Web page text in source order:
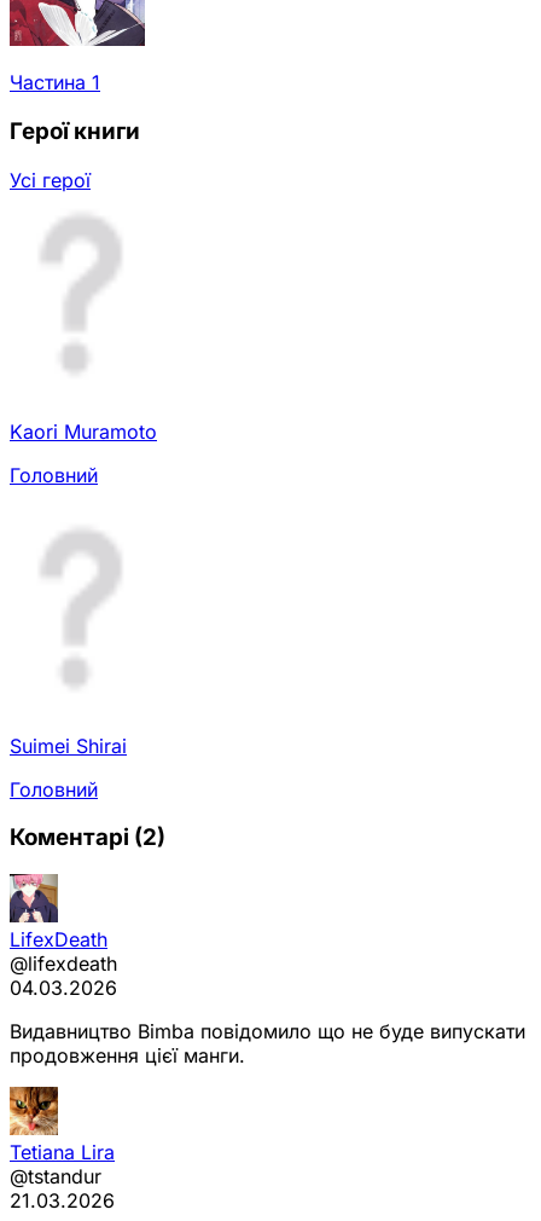
Частина 1
Герої книги
Усі герої
Kaori Muramoto
Головний
Suimei Shirai
Головний
Коментарі (2)
LifexDeath
@lifexdeath
04.03.2026
Видавництво Bimba повідомило що не буде випускати
продовження цієї манги.
Tetiana Lira
@tstandur
21.03.2026